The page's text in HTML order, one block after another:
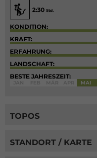
2:30 Std.
KONDITION:
KRAFT:
ERFAHRUNG:
LANDSCHAFT:
BESTE JAHRESZEIT:
MAI
TOPOS
STANDORT / KARTE